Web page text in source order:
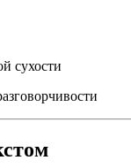
сухости